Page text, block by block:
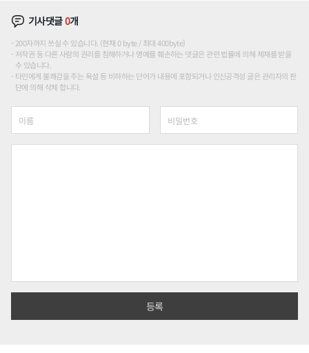
기사댓글0개
200자까지 쓰실 수 있습니다. (현재 0 byte / 최대 400byte)
저작권 등 다른 사람의 권리를 침해하거나 명예를 훼손하는 댓글은 관련 법률에 의해 제재를 받을
수 있습니다.
타인에게 불쾌감을 주는 욕설 등 비하하는 단어가 내용에 포함되거나 인신공격성 글은 관리자의 판
단에 의해 삭제 합니다.